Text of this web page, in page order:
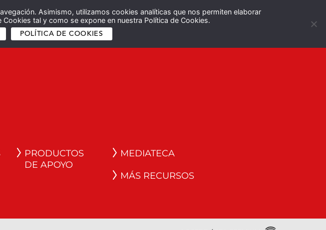
Asimismo, utilizamos cookies analíticas que nos permiten elaborar
tal y como se expone en nuestra Política de Cookies.
POLÍTICA DE COOKIES
Español English
PRODUCTOS
DE APOYO
MEDIATECA
MÁS RECURSOS